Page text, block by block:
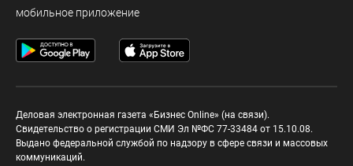
мобильное приложение
Деловая электронная газета «Бизнес Online» (на связи).
Свидетельство о регистрации СМИ Эл №ФС 77-33484 от 15.10.08.
Выдано федеральной службой по надзору в сфере связи и массовых
коммуникаций.